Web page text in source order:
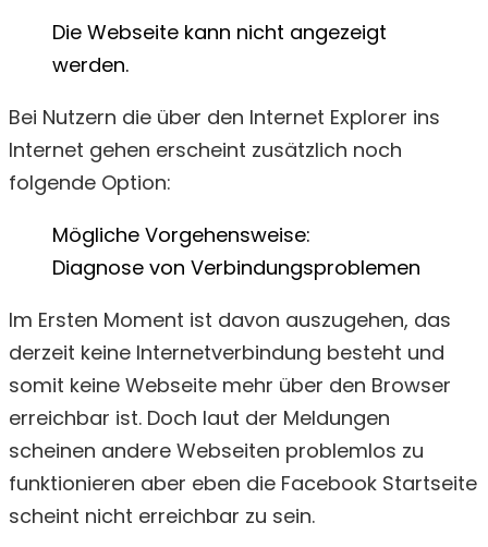
Die Webseite kann nicht angezeigt
werden.
Bei Nutzern die über den Internet Explorer ins
Internet gehen erscheint zusätzlich noch
folgende Option:
Mögliche Vorgehensweise:
Diagnose von Verbindungsproblemen
Im Ersten Moment ist davon auszugehen, das
derzeit keine Internetverbindung besteht und
somit keine Webseite mehr über den Browser
erreichbar ist. Doch laut der Meldungen
scheinen andere Webseiten problemlos zu
funktionieren aber eben die Facebook Startseite
scheint nicht erreichbar zu sein.